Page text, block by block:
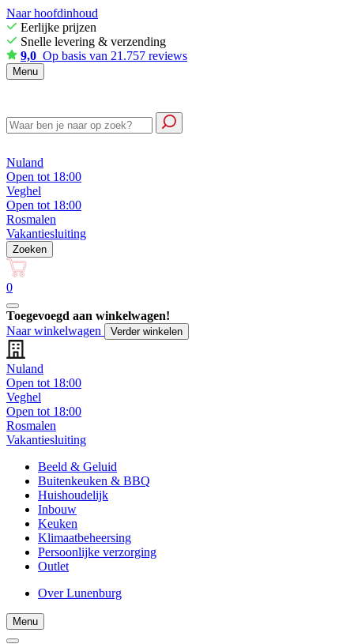
Naar hoofdinhoud
Eerlijke prijzen
Snelle levering & verzending
9,0 Op basis van 21.757 reviews
Menu
Nuland
Open tot 18:00
Veghel
Open tot 18:00
Rosmalen
Vakantiesluiting
Zoeken
0
Toegevoegd aan winkelwagen!
Naar winkelwagen
Verder winkelen
Nuland
Open tot 18:00
Veghel
Open tot 18:00
Rosmalen
Vakantiesluiting
Beeld & Geluid
Buitenkeuken & BBQ
Huishoudelijk
Inbouw
Keuken
Klimaatbeheersing
Persoonlijke verzorging
Outlet
Over Lunenburg
Menu